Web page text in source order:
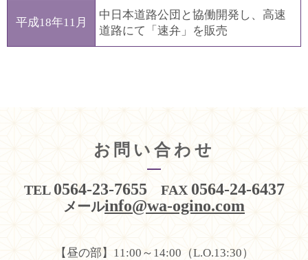
平成18年11月
中日本道路公団と協働開発し、高速
道路にて「速弁」を販売
お問い合わせ
TEL 0564-23-7655 FAX 0564-24-6437
メールinfo@wa-ogino.com
【昼の部】11:00～14:00（L.O.13:30）